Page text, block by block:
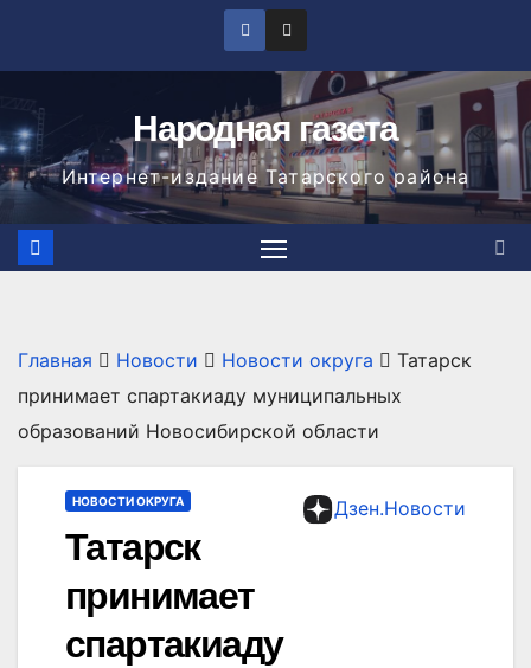
Народная газета
Интернет-издание Татарского района
Главная Новости Новости округа
Татарск
принимает спартакиаду муниципальных
образований Новосибирской области
Дзен.Новости
НОВОСТИ ОКРУГА
Татарск
принимает
спартакиаду